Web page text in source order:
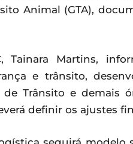
Animal (GTA),
Tainara Martins,
e trânsito,
Trânsito e demais
definir os ajustes